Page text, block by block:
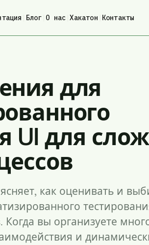
Блог О нас |Хакатон Контакты
для
UI для
как оценивать и
вы организуете
и